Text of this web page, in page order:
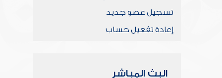
تسجيل عضو جديد
إعادة تفعيل حساب
البث المباشر